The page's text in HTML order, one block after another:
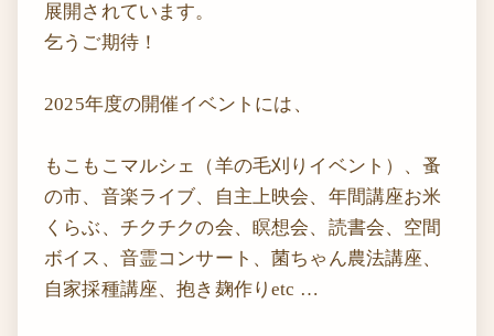
展開されています。
乞うご期待！
2025年度の開催イベントには、
もこもこマルシェ（羊の毛刈りイベント）、蚤
の市、音楽ライブ、自主上映会、年間講座お米
くらぶ、チクチクの会、瞑想会、読書会、空間
ボイス、音霊コンサート、菌ちゃん農法講座、
自家採種講座、抱き麹作りetc …